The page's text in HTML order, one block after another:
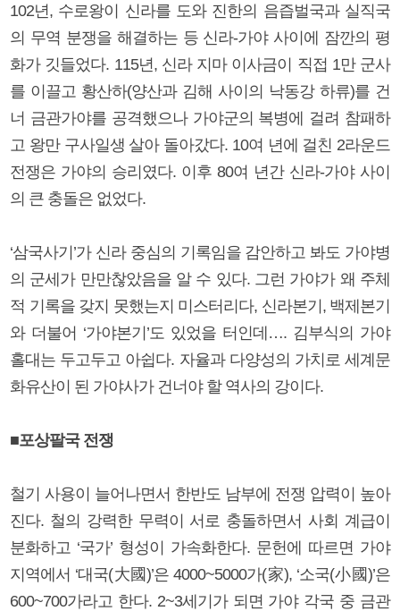
102년, 수로왕이 신라를 도와 진한의 음즙벌국과 실직국
의 무역 분쟁을 해결하는 등 신라-가야 사이에 잠깐의 평
화가 깃들었다. 115년, 신라 지마 이사금이 직접 1만 군사
를 이끌고 황산하(양산과 김해 사이의 낙동강 하류)를 건
너 금관가야를 공격했으나 가야군의 복병에 걸려 참패하
고 왕만 구사일생 살아 돌아갔다. 10여 년에 걸친 2라운드
전쟁은 가야의 승리였다. 이후 80여 년간 신라-가야 사이
의 큰 충돌은 없었다.
‘삼국사기’가 신라 중심의 기록임을 감안하고 봐도 가야병
의 군세가 만만찮았음을 알 수 있다. 그런 가야가 왜 주체
적 기록을 갖지 못했는지 미스터리다, 신라본기, 백제본기
와 더불어 ‘가야본기’도 있었을 터인데…. 김부식의 가야
홀대는 두고두고 아쉽다. 자율과 다양성의 가치로 세계문
화유산이 된 가야사가 건너야 할 역사의 강이다.
■포상팔국 전쟁
철기 사용이 늘어나면서 한반도 남부에 전쟁 압력이 높아
진다. 철의 강력한 무력이 서로 충돌하면서 사회 계급이
분화하고 ‘국가’ 형성이 가속화한다. 문헌에 따르면 가야
지역에서 ‘대국(大國)’은 4000~5000가(家), ‘소국(小國)’은
600~700가라고 한다. 2~3세기가 되면 가야 각국 중 금관